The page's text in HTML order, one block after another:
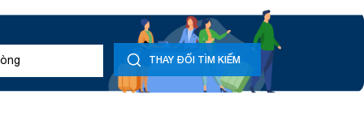
THAY ĐỔI TÌM KIẾM